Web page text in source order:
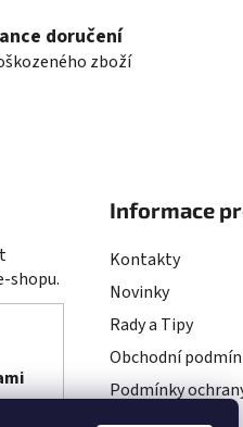
í
p
s
u
n
í
doručení
zboží
shopu.
Informace
Kontakty
Novinky
Rady a Tipy
Obchodní
Podmínky